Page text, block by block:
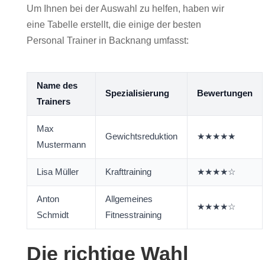
Um Ihnen bei der Auswahl zu helfen, haben wir
eine Tabelle erstellt, die einige der besten
Personal Trainer in Backnang umfasst:
Name des
Trainers
Spezialisierung Bewertungen
Max
Mustermann
Gewichtsreduktion ★★★★★
Lisa Müller Krafttraining ★★★★☆
Anton
Schmidt
Allgemeines
Fitnesstraining
★★★★☆
Die richtige Wahl